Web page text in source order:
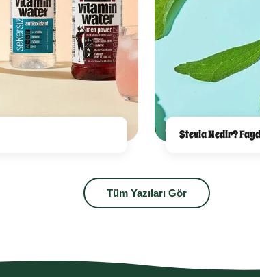
Stevia Nedir?
Tüm Yazıları Gör